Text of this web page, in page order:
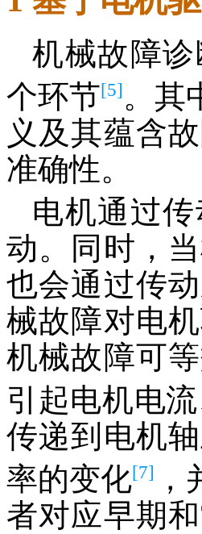
机械故障
个环节[5] 。其
义及其蕴含
准确性。
电机通过
动。同时，
也会通过传
械故障对电
机械故障可
引起电机电
传递到电机
率的变化[7]
者对应早期